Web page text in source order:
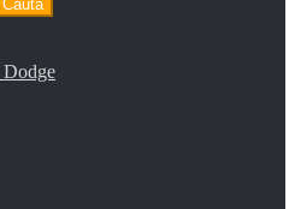
Caută
Dodge